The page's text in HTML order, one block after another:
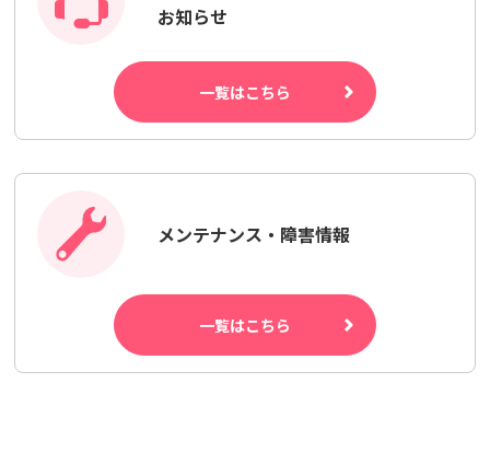
お知らせ
一覧はこちら
メンテナンス・障害情報
一覧はこちら